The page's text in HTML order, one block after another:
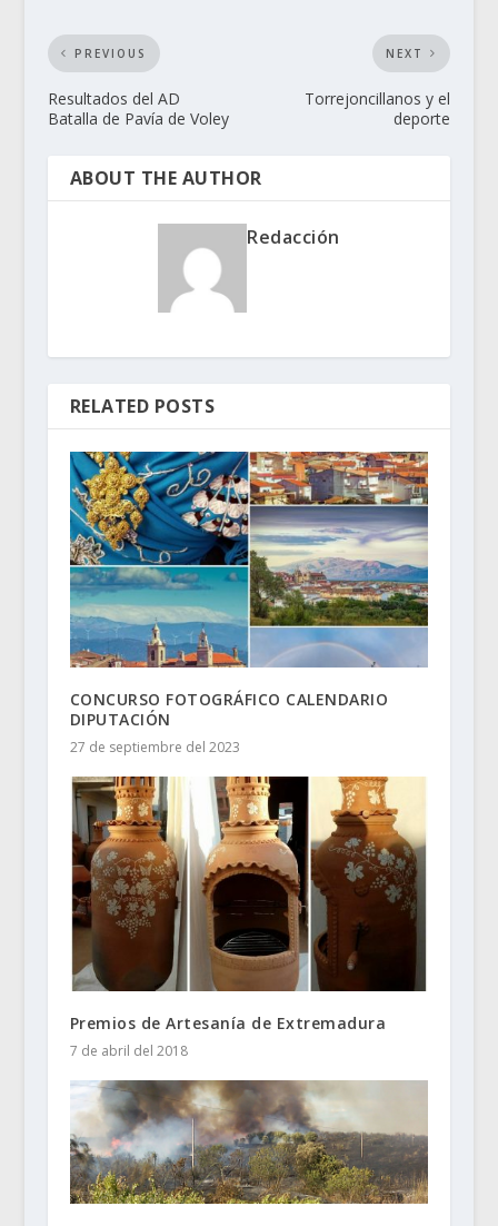
PREVIOUS
Resultados del AD
Batalla de Pavía de Voley
NEXT
Torrejoncillanos y el
deporte
ABOUT THE AUTHOR
Redacción
RELATED POSTS
CONCURSO FOTOGRÁFICO CALENDARIO
DIPUTACIÓN
27 de septiembre del 2023
Premios de Artesanía de Extremadura
7 de abril del 2018